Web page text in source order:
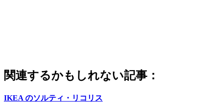
関連するかもしれない記事：
IKEA のソルティ・リコリス